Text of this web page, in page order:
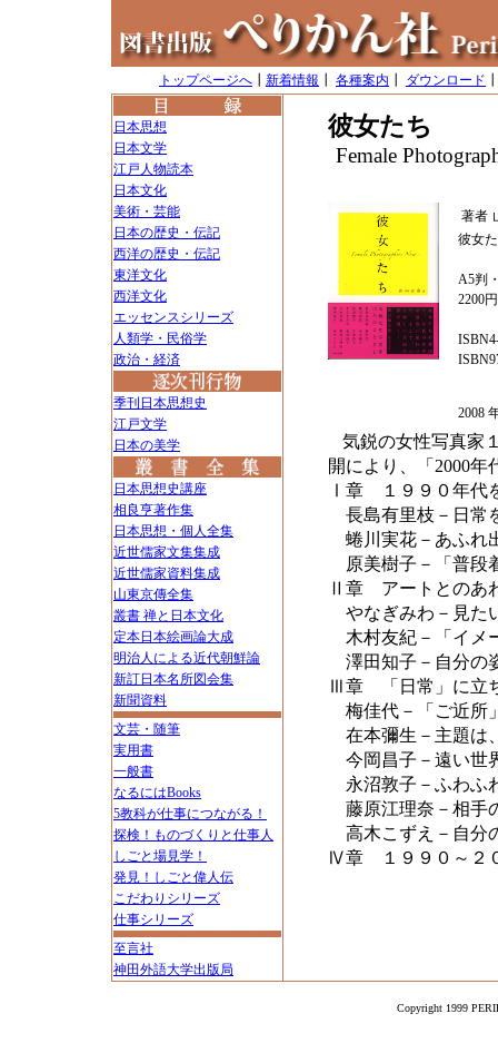
トップページへ 新着情報 各種案内 ダウンロード
日本思想
日本文学
江戸人物読本
日本文化
美術・芸能
日本の歴史・伝記
西洋の歴史・伝記
東洋文化
西洋文化
エッセンスシリーズ
人類学・民俗学
政治・経済
季刊日本思想史
江戸文学
日本の美学
日本思想史講座
相良亨著作集
日本思想・個人全集
近世儒家文集集成
近世儒家資料集成
山東京傳全集
叢書 禅と日本文化
定本日本絵画論大成
明治人による近代朝鮮論
新訂日本名所図会集
新聞資料
文芸・随筆
実用書
一般書
なるにはBooks
5教科が仕事につながる！
探検！ものづくりと仕事人
しごと場見学！
発見！しごと偉人伝
こだわりシリーズ
仕事シリーズ
至言社
神田外語大学出版局
彼女たち
Female
著者
彼女
A5判
2200
2008
気鋭の女性写真家
開により、「2000
Ⅰ章 １９９０年代
長島有里枝－日常
蜷川実花－あふれ
原美樹子－「普段
Ⅱ章 アートとのあ
やなぎみわ－見た
木村友紀－「イメ
澤田知子－自分の
Ⅲ章 「日常」に立
梅佳代－「ご近所
在本彌生－主題は
今岡昌子－遠い世
永沼敦子－ふわふ
藤原江理奈－相手
高木こずえ－自分
Ⅳ章 １９９０～２
Copyright 1999